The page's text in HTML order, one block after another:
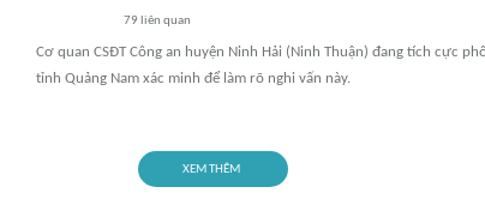
79 liên quan
Cơ quan CSĐT Công an huyện Ninh Hải (Ninh Thuận) đang tích cực
tỉnh Quảng Nam xác minh để làm rõ nghi vấn này.
XEM THÊM